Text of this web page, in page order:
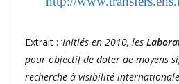
Extrait : ‘Initiés en 2010, les
pour objectif de doter de moyens
recherche à visibilité